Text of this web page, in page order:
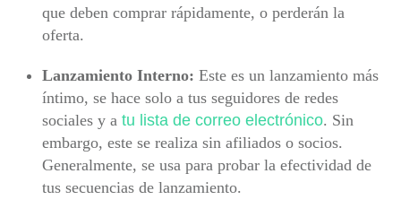
que deben comprar rápidamente, o perderán la
oferta.
Lanzamiento Interno: Este es un lanzamiento más
íntimo, se hace solo a tus seguidores de redes
sociales y a tu lista de correo electrónico. Sin
embargo, este se realiza sin afiliados o socios.
Generalmente, se usa para probar la efectividad de
tus secuencias de lanzamiento.